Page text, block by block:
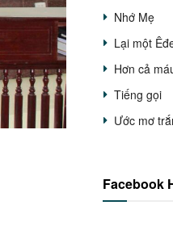
Nhớ Mẹ
Lại một
Hơn cả
Tiếng gọi
Ước mơ
Facebook